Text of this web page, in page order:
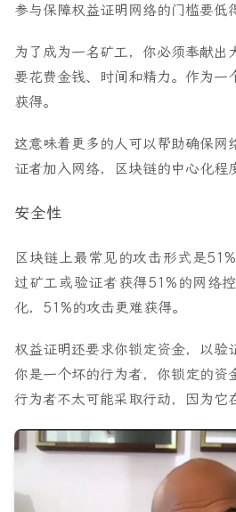
参与保障权益证明网络的门槛要低
为了成为一名矿工，你必须奉献出
要花费金钱、时间和精力。作为一
获得。
这意味着更多的人可以帮助确保网
证者加入网络，区块链的中心化程
安全性
区块链上最常见的攻击形式是
过矿工或验证者获得51%的网络
化，51%的攻击更难获得。
权益证明还要求你锁定资金，以验
你是一个坏的行为者，你锁定的资
行为者不太可能采取行动，因为它